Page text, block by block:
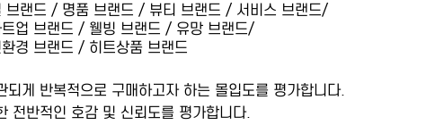
브랜드 / 명품 브랜드 / 뷰티 브랜드 / 서비스 브랜드/
업 브랜드 / 웰빙 브랜드 / 유망 브랜드/
경 브랜드 / 히트상품 브랜드
되게 반복적으로 구매하고자 하는 몰입도를 평가합니다.
전반적인 호감 및 신뢰도를 평가합니다.